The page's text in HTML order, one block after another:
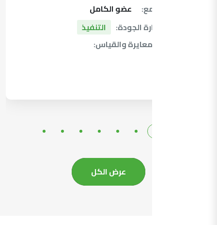
عضوية التجمع:
عضو الكامل
حالة نظام إدارة الجودة:
التنفيذ
نشر قدرات المعايرة والقياس:
عرض الكل